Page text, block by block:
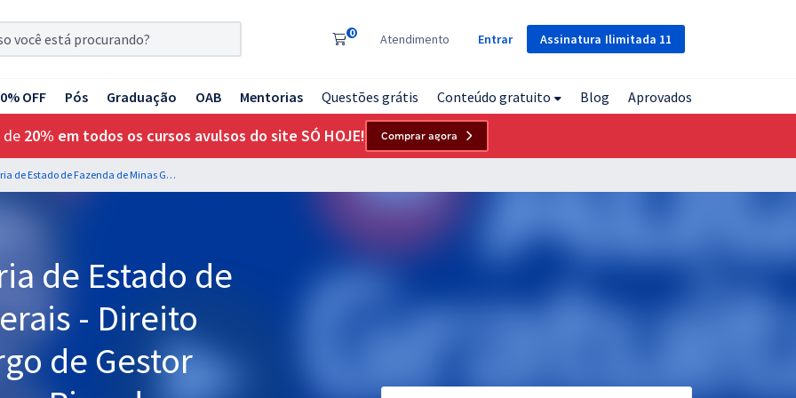
Assinatura Ilimitada 11
0 Atendimento Entrar
OFF Pós Graduação OAB Mentorias Questões grátis Conteúdo gratuito Blog Aprovados
de 20% em todos os cursos avulsos do site SÓ HOJE! Comprar agora
SEFAZ MG - Secretaria de Estado de Fazenda de Minas Gerais - Direito Tributário para o cargo de Gestor Fazendário - Professor Ricardo Alexandre
de Estado de
- Direito
de Gestor